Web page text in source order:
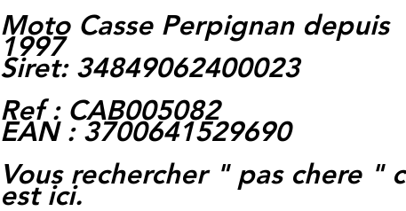
Moto Casse Perpignan depuis
1997
Siret: 34849062400023
Ref : CAB005082
EAN : 3700641529690
Vous rechercher " pas chere " c
est ici.